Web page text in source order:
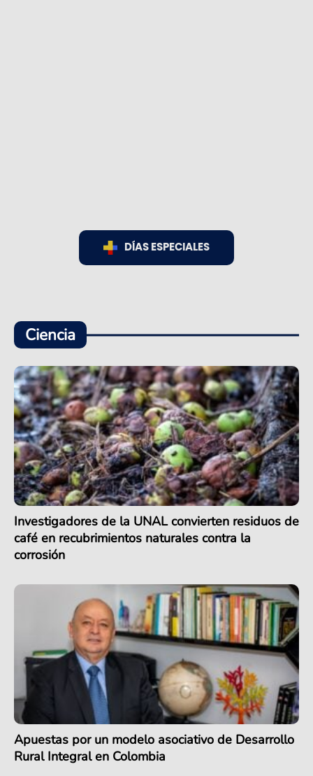
DÍAS ESPECIALES
Ciencia
Investigadores de la UNAL convierten residuos de
café en recubrimientos naturales contra la
corrosión
Apuestas por un modelo asociativo de Desarrollo
Rural Integral en Colombia